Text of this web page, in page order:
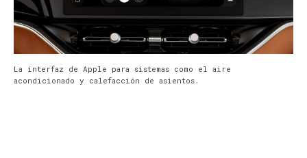
La interfaz de Apple para sistemas como el aire
acondicionado y calefacción de asientos.